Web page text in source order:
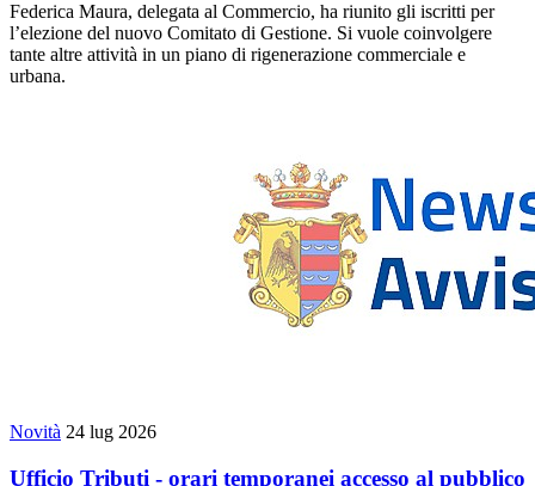
Federica Maura, delegata al Commercio, ha riunito gli iscritti per
l’elezione del nuovo Comitato di Gestione. Si vuole coinvolgere
tante altre attività in un piano di rigenerazione commerciale e
urbana.
Novità 24 lug 2026
Ufficio Tributi - orari temporanei accesso al pubblico